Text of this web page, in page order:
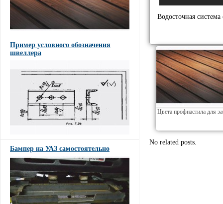
Пример условного обозначения
швеллера
Бампер на УАЗ самостоятельно
Водосточная
Цвета профнастила для
No related posts.